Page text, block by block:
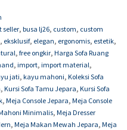
seller, busa lj26, custom, custom
, eksklusif, elegan, ergonomis, estetik,
, free ongkir, Harga Sofa Ruang
, import, import material,
jati, kayu mahoni, Koleksi Sofa
, Kursi Sofa Tamu Jepara, Kursi Sofa
, Meja Console Jepara, Meja Console
Minimalis, Meja Dresser
, Meja Makan Mewah Jepara, Meja